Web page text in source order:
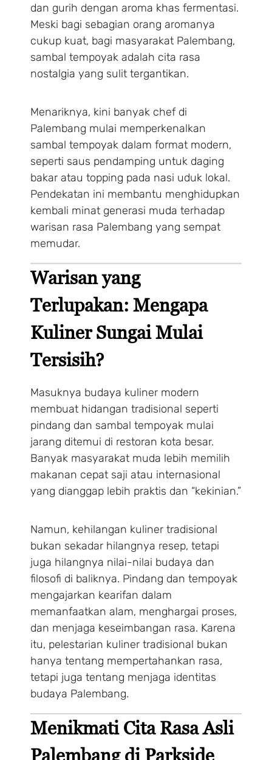
dan gurih dengan aroma khas fermentasi.
Meski bagi sebagian orang aromanya
cukup kuat, bagi masyarakat Palembang,
sambal tempoyak adalah cita rasa
nostalgia yang sulit tergantikan.
Menariknya, kini banyak chef di
Palembang mulai memperkenalkan
sambal tempoyak dalam format modern,
seperti saus pendamping untuk daging
bakar atau topping pada nasi uduk lokal.
Pendekatan ini membantu menghidupkan
kembali minat generasi muda terhadap
warisan rasa Palembang yang sempat
memudar.
Warisan yang
Terlupakan: Mengapa
Kuliner Sungai Mulai
Tersisih?
Masuknya budaya kuliner modern
membuat hidangan tradisional seperti
pindang dan sambal tempoyak mulai
jarang ditemui di restoran kota besar.
Banyak masyarakat muda lebih memilih
makanan cepat saji atau internasional
yang dianggap lebih praktis dan “kekinian.”
Namun, kehilangan kuliner tradisional
bukan sekadar hilangnya resep, tetapi
juga hilangnya nilai-nilai budaya dan
filosofi di baliknya. Pindang dan tempoyak
mengajarkan kearifan dalam
memanfaatkan alam, menghargai proses,
dan menjaga keseimbangan rasa. Karena
itu, pelestarian kuliner tradisional bukan
hanya tentang mempertahankan rasa,
tetapi juga tentang menjaga identitas
budaya Palembang.
Menikmati Cita Rasa Asli
Palembang di Parkside